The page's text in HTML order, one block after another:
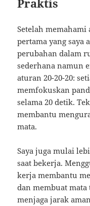
Praktis
Setelah
pertama yang saya
perubahan dalam
sederhana namun
aturan 20-20-20:
memfokuskan
selama 20 detik.
membantu
mata.
Saya juga mulai
saat bekerja.
kerja membantu
dan membuat
menjaga jarak